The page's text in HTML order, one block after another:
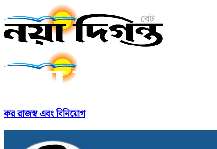
কর রাজস্ব এবং বিনিয়োগ